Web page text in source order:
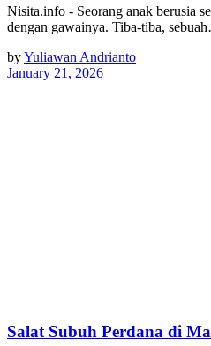
Nisita.info - Seorang anak berusia
dengan gawainya. Tiba-tiba,
byYuliawan Andrianto
January 21, 2026
Salat Subuh Perdana di